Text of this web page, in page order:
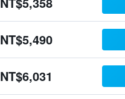
NT$5,490
NT$6,031